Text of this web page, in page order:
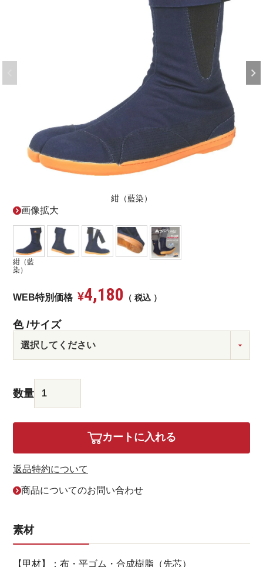
紺（藍染）
画像拡大
紺（藍
染）
WEB特別価格 ¥4,180 税込
色 サイズ
カートに入れる
返品特約について
商品についてのお問い合わせ
素材
【甲材】：布・平ゴム・合成樹脂（先芯）